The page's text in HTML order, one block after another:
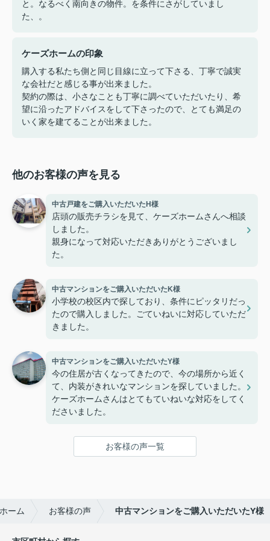
と。なるべく南向きの物件。を条件にさがしていまし
た、。
ケーズホームの印象
購入する私たち側と同じ目線に立って下さる、丁寧で誠実
な会社だと感じる事が出来ました。
契約の際は、小さなことも丁寧に調べていただいたり、希
望に沿ったアドバイスをして下さったので、とても満足の
いく家を建てることが出来ました。
他のお客様の声を見る
中古戸建をご購入いただいたH様
店頭の販売チラシを見て、ケーズホームさんへ相談
しました。
親身になって対応いただきありがとうございまし
た。
中古マンションをご購入いただいたK様
小学校の校区内で探しており、条件にピッタリだっ
たので購入しました。ごていねいに対応していただ
きました。
中古マンションをご購入いただいたY様
今の住居が古くなってきたので、今の場所から近く
て、内装がきれいなマンションを探していました。
ケーズホームさんはとてもていねいな対応をしてく
ださいました。
お客様の声一覧
ーム お客様の声 中古マンションをご購入いただいたY様